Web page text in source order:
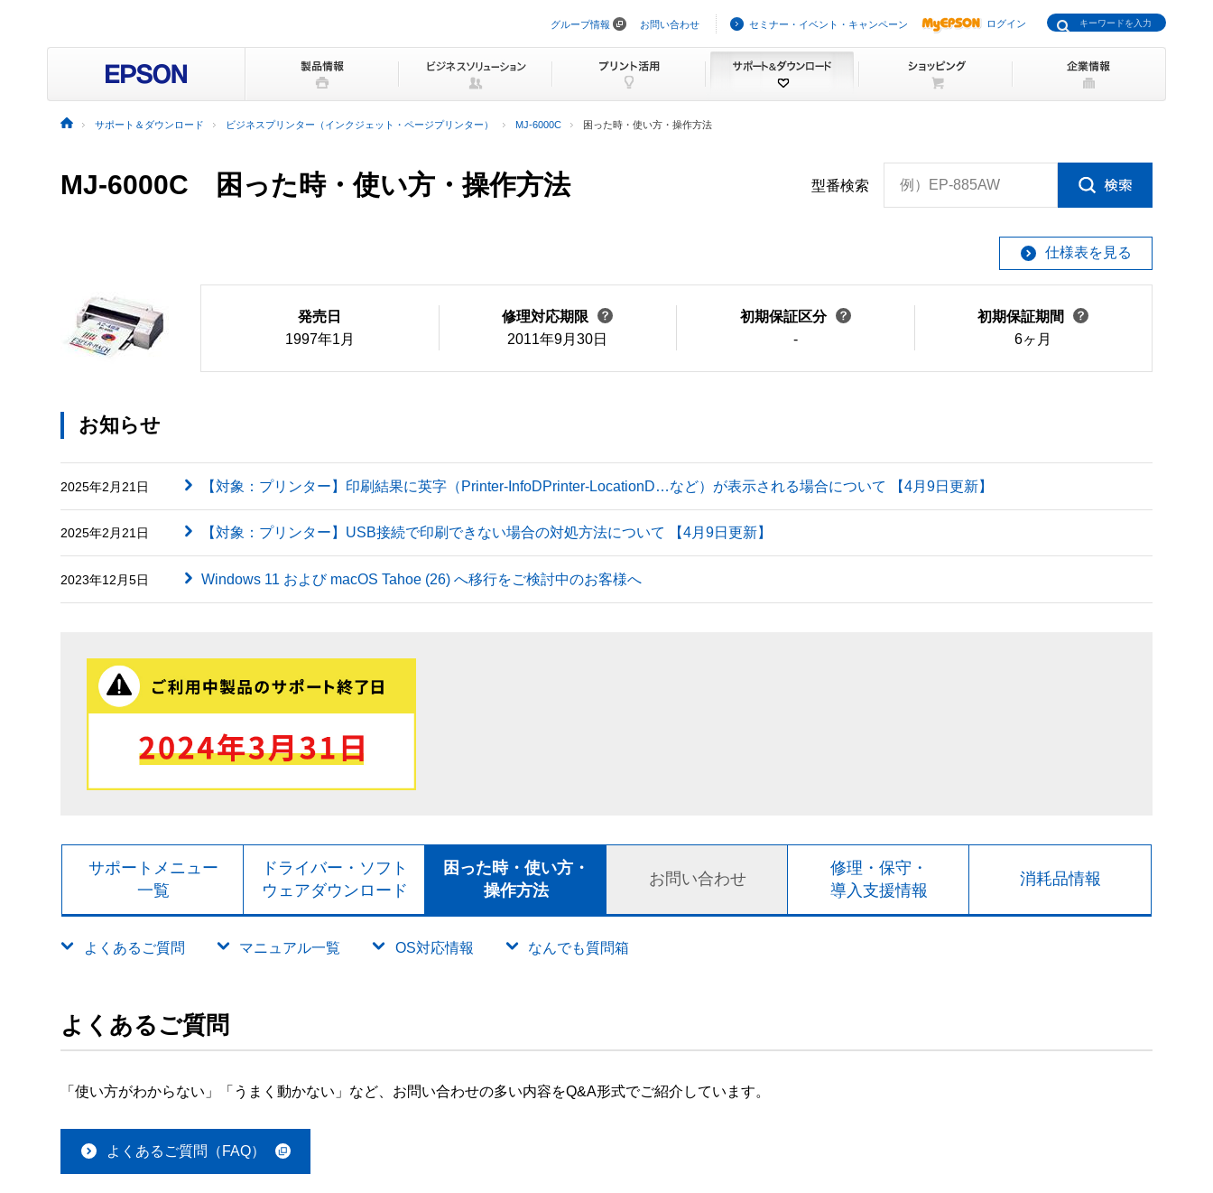
ビ
ョ
ッ
プ
グループ情報 お問い合わせ セミナー・イベント・キャンペーン ログイン
サポート＆ダウンロード ビジネスプリンター（インクジェット・ページプリンター） MJ-6000C 困った時・使い方・操作方法
MJ-6000C 困った時・使い方・操作方法 型番検索 例）EP-885AW
仕様表を見る
発売日
1997年1月
修理対応期限
2011年9月30日
初期保証区分
-
初期保証期間
6ヶ月
お知らせ
2025年2月21日 【対象：プリンター】印刷結果に英字（Printer-InfoDPrinter-LocationD…など）が表示される場合について 【4月9日更新】
2025年2月21日 【対象：プリンター】USB接続で印刷できない場合の対処方法について 【4月9日更新】
2023年12月5日 Windows 11 および macOS Tahoe (26) へ移行をご検討中のお客様へ
サポートメニュー
一覧
ドライバー・ソフト
ウェアダウンロード
困った時・使い方・
操作方法
お問い合わせ
修理・保守・
導入支援情報
消耗品情報
よくあるご質問 マニュアル一覧 OS対応情報 なんでも質問箱
よくあるご質問
「使い方がわからない」「うまく動かない」など、お問い合わせの多い内容をQ&A形式でご紹介しています。
よくあるご質問（FAQ）